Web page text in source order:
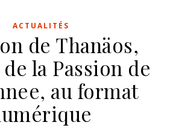
ACTUALITÉS
de Thanäos,
la Passion de
au format